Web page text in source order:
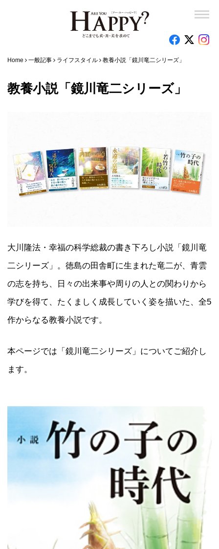
Home 一般記事 ライフスタイル 教養小説「鏡川竜二シリーズ」
教養小説「鏡川竜二シリーズ」
大川隆法・幸福の科学総裁の書き下ろし小説「鏡川竜
二シリーズ」。徳島の田舎町に生まれた竜二が、青雲
の志を持ち、日々の出来事や周りの人との関わりから
学びを得て、たくましく成長していく姿を描いた、全5
作からなる教養小説です。
本ページでは「鏡川竜二シリーズ」についてご紹介し
ます。